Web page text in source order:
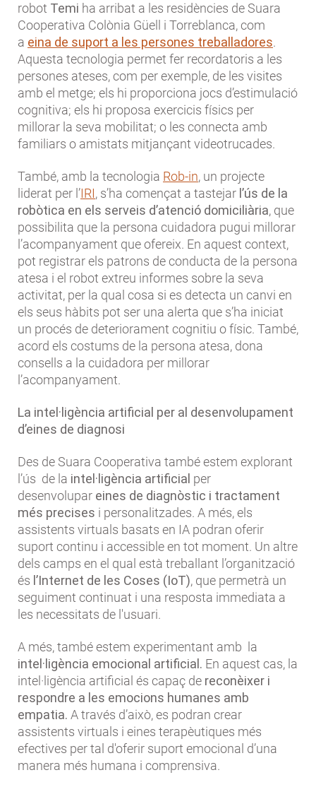
robot Temi ha arribat a les residències de Suara
Cooperativa Colònia Güell i Torreblanca, com
a eina de suport a les persones treballadores.
Aquesta tecnologia permet fer recordatoris a les
persones ateses, com per exemple, de les visites
amb el metge; els hi proporciona jocs d’estimulació
cognitiva; els hi proposa exercicis físics per
millorar la seva mobilitat; o les connecta amb
familiars o amistats mitjançant videotrucades.
També, amb la tecnologia Rob-in, un projecte
liderat per l’IRI, s’ha començat a tastejar l’ús de la
robòtica en els serveis d’atenció domiciliària, que
possibilita que la persona cuidadora pugui millorar
l’acompanyament que ofereix. En aquest context,
pot registrar els patrons de conducta de la persona
atesa i el robot extreu informes sobre la seva
activitat, per la qual cosa si es detecta un canvi en
els seus hàbits pot ser una alerta que s’ha iniciat
un procés de deteriorament cognitiu o físic. També,
acord els costums de la persona atesa, dona
consells a la cuidadora per millorar
l’acompanyament.
La intel·ligència artificial per al desenvolupament
d’eines de diagnosi
Des de Suara Cooperativa també estem explorant
l’ús de la intel·ligència artificial per
desenvolupar eines de diagnòstic i tractament
més precises i personalitzades. A més, els
assistents virtuals basats en IA podran oferir
suport continu i accessible en tot moment. Un altre
dels camps en el qual està treballant l’organització
és l’Internet de les Coses (IoT), que permetrà un
seguiment continuat i una resposta immediata a
les necessitats de l'usuari.
A més, també estem experimentant amb la
intel·ligència emocional artificial. En aquest cas, la
intel·ligència artificial és capaç de reconèixer i
respondre a les emocions humanes amb
empatia. A través d’això, es podran crear
assistents virtuals i eines terapèutiques més
efectives per tal d'oferir suport emocional d’una
manera més humana i comprensiva.